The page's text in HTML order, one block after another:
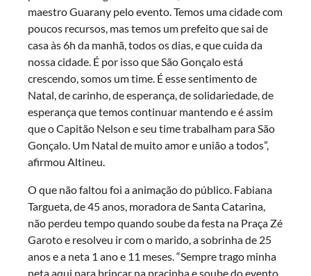
maestro Guarany pelo evento. Temos uma cidade com
poucos recursos, mas temos um prefeito que sai de
casa às 6h da manhã, todos os dias, e que cuida da
nossa cidade. É por isso que São Gonçalo está
crescendo, somos um time. É esse sentimento de
Natal, de carinho, de esperança, de solidariedade, de
esperança que temos continuar mantendo e é assim
que o Capitão Nelson e seu time trabalham para São
Gonçalo. Um Natal de muito amor e união a todos”,
afirmou Altineu.
O que não faltou foi a animação do público. Fabiana
Targueta, de 45 anos, moradora de Santa Catarina,
não perdeu tempo quando soube da festa na Praça Zé
Garoto e resolveu ir com o marido, a sobrinha de 25
anos e a neta 1 ano e 11 meses. “Sempre trago minha
neta aqui para brincar na pracinha e soube do evento